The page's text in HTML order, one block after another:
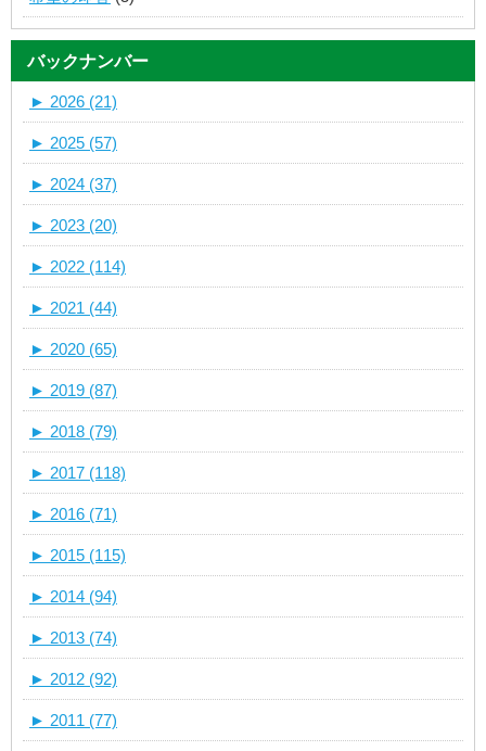
バックナンバー
► 2026 (21)
► 2025 (57)
► 2024 (37)
► 2023 (20)
► 2022 (114)
► 2021 (44)
► 2020 (65)
► 2019 (87)
► 2018 (79)
► 2017 (118)
► 2016 (71)
► 2015 (115)
► 2014 (94)
► 2013 (74)
► 2012 (92)
► 2011 (77)